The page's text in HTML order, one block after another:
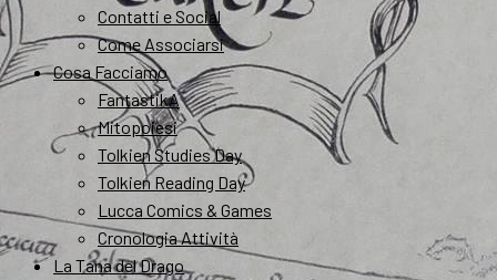
Contatti e Social
Come Associarsi
Cosa Facciamo
FantastikA
Mitopoiesi
Tolkien Studies Day
Tolkien Reading Day
Lucca Comics & Games
Cronologia Attività
La Tana del Drago